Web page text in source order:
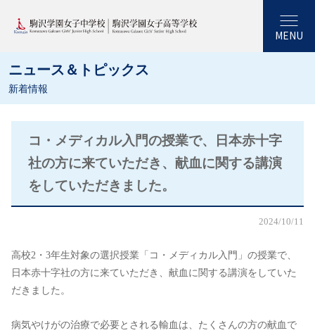
MENU
ニュース＆トピックス
新着情報
コ・メディカル入門の授業で、日本赤十字
社の方に来ていただき、献血に関する講演
をしていただきました。
2024/10/11
高校2・3年生対象の選択授業「コ・メディカル入門」の授業で、
日本赤十字社の方に来ていただき、献血に関する講演をしていた
だきました。
病気やけがの治療で必要とされる輸血は、たくさんの方の献血で